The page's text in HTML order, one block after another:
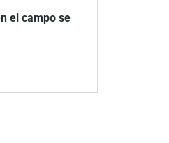
el campo se